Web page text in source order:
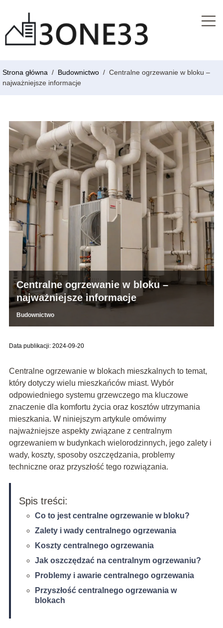
Strona główna / Budownictwo / Centralne ogrzewanie w bloku –
najważniejsze informacje
Centralne ogrzewanie w bloku –
najważniejsze informacje
Budownictwo
Data publikacji: 2024-09-20
Centralne ogrzewanie w blokach mieszkalnych to temat,
który dotyczy wielu mieszkańców miast. Wybór
odpowiedniego systemu grzewczego ma kluczowe
znaczenie dla komfortu życia oraz kosztów utrzymania
mieszkania. W niniejszym artykule omówimy
najważniejsze aspekty związane z centralnym
ogrzewaniem w budynkach wielorodzinnych, jego zalety i
wady, koszty, sposoby oszczędzania, problemy
techniczne oraz przyszłość tego rozwiązania.
Spis treści:
Co to jest centralne ogrzewanie w bloku?
Zalety i wady centralnego ogrzewania
Koszty centralnego ogrzewania
Jak oszczędzać na centralnym ogrzewaniu?
Problemy i awarie centralnego ogrzewania
Przyszłość centralnego ogrzewania w
blokach